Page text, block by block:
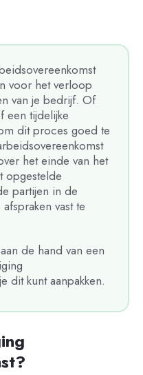
voor het verloop
van je bedrijf. Of
een tijdelijke
dit proces goed te
het einde van het
opgestelde
partijen in de
vast te
de hand van een
dit kunt aanpakken.